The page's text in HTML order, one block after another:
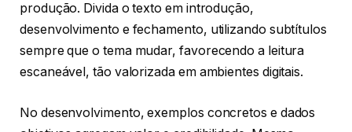
produção. Divida o texto em introdução,
desenvolvimento e fechamento, utilizando subtítulos
sempre que o tema mudar, favorecendo a leitura
escaneável, tão valorizada em ambientes digitais.
No desenvolvimento, exemplos concretos e dados